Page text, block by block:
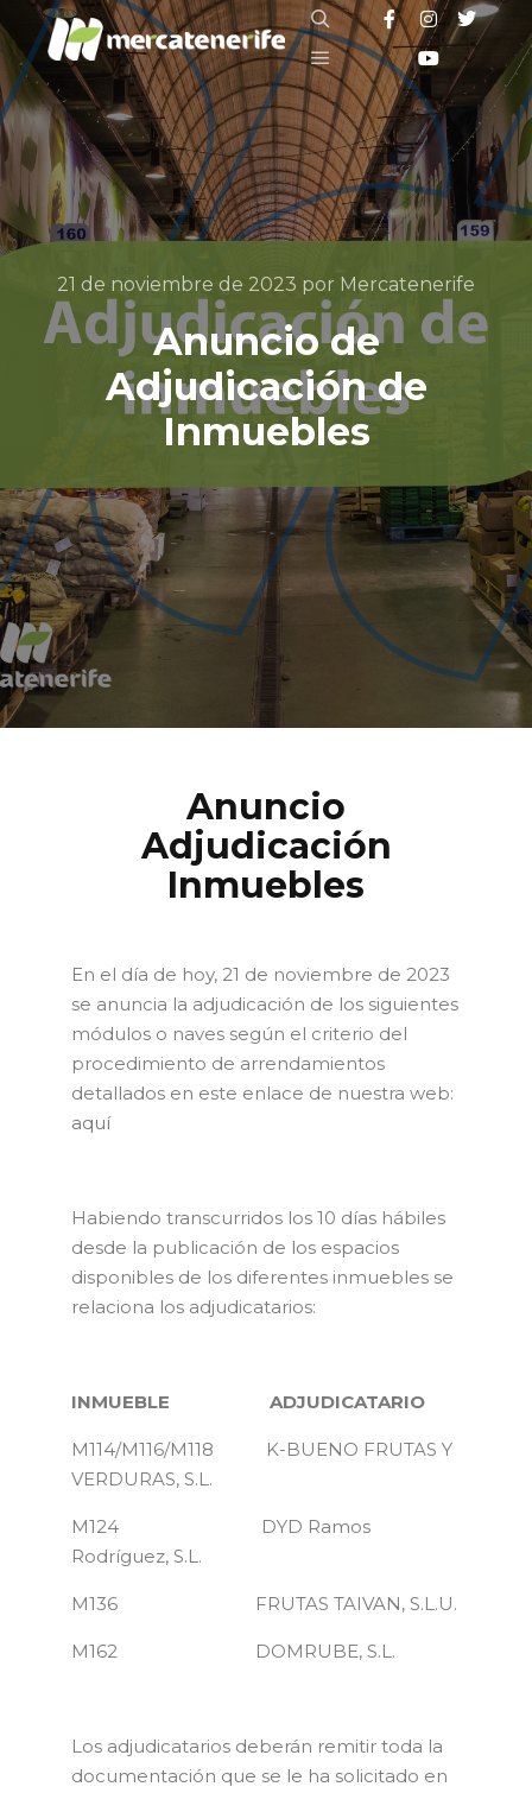
21 de noviembre de 2023 por Mercatenerife
Anuncio de
Adjudicación de
Inmuebles
Anuncio
Adjudicación
Inmuebles
En el día de hoy, 21 de noviembre de 2023
se anuncia la adjudicación de los siguientes
módulos o naves según el criterio del
procedimiento de arrendamientos
detallados en este enlace de nuestra web:
aquí
Habiendo transcurridos los 10 días hábiles
desde la publicación de los espacios
disponibles de los diferentes inmuebles se
relaciona los adjudicatarios:
INMUEBLE ADJUDICATARIO
M114/M116/M118 K-BUENO FRUTAS Y
VERDURAS, S.L.
M124 DYD Ramos
Rodríguez, S.L.
M136 FRUTAS TAIVAN, S.L.U.
M162 DOMRUBE, S.L.
Los adjudicatarios deberán remitir toda la
documentación que se le ha solicitado en